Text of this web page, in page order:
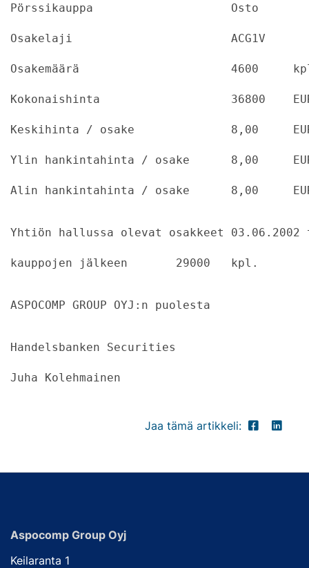
Pörssikauppa			Osto
Osakelaji			ACG1V
Osakemäärä
Kokonaishinta		        36800
Keskihinta / osake
Ylin hankintahinta /
Alin hankintahinta /
Yhtiön hallussa olevat osakkeet 03.06.2002
kauppojen jälkeen  	29000	kpl.
ASPOCOMP GROUP OYJ:n puolesta
Handelsbanken Securities
Juha Kolehmainen
Jaa tämä artikkeli:
Aspocomp Group Oyj
Keilaranta 1